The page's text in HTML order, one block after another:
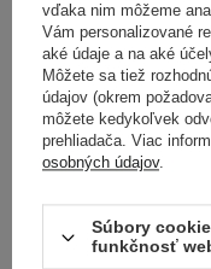
Mary&May -
Hydra Wash off
Hydratačná maska
- 30 g
7,90 €
vďaka nim môžeme
Vám personalizované
aké údaje a na aké
Môžete sa tiež
údajov (okrem
môžete kedykoľvek
prehliadača. Viac
osobných údajov.
Súbory
funkčnosť